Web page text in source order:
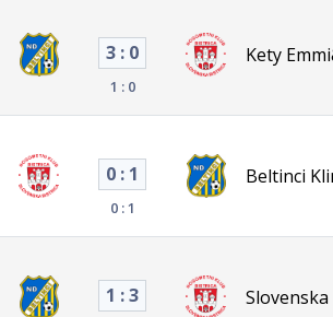
3 : 0
1 : 0
Kety
0 : 1
0 : 1
Beltinci
1 : 3